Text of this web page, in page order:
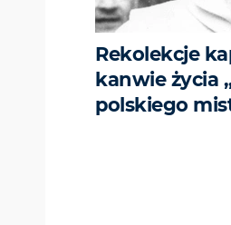
Rekolekcje
kanwie życia
polskiego